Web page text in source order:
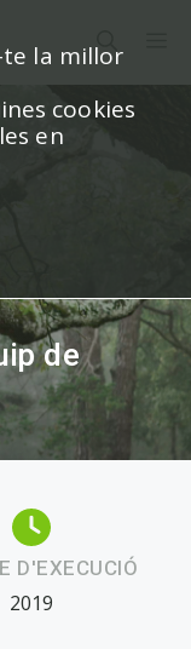
de
D'EXECUCIÓ
2019
la millor
cookies
en